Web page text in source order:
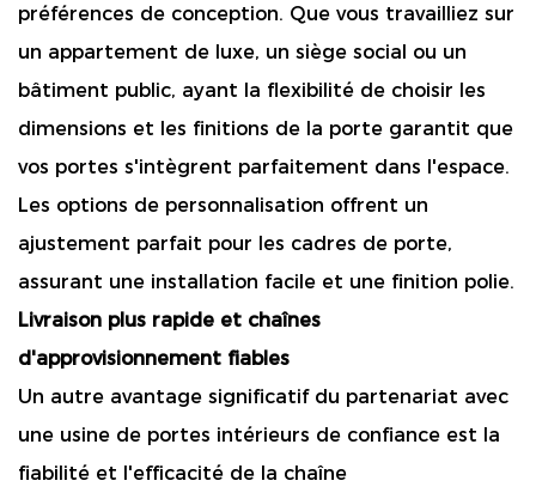
préférences de conception. Que vous travailliez sur
un appartement de luxe, un siège social ou un
bâtiment public, ayant la flexibilité de choisir les
dimensions et les finitions de la porte garantit que
vos portes s'intègrent parfaitement dans l'espace.
Les options de personnalisation offrent un
ajustement parfait pour les cadres de porte,
assurant une installation facile et une finition polie.
Livraison plus rapide et chaînes
d'approvisionnement fiables
Un autre avantage significatif du partenariat avec
une usine de portes intérieurs de confiance est la
fiabilité et l'efficacité de la chaîne